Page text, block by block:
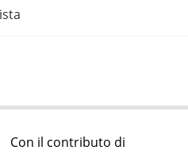
Con il contributo di